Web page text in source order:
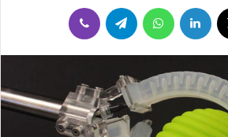
لينكدإن واتساب تيلقرام